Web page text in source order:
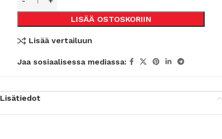
LISÄÄ OSTOSKORIIN
Lisää vertailuun
Jaa sosiaalisessa mediassa:
Lisätiedot